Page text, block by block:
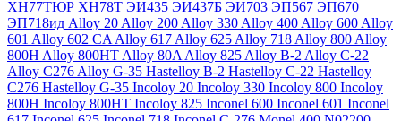
ХН77ТЮР ХН78Т ЭИ435 ЭИ437Б ЭИ703 ЭП567 ЭП670
ЭП718ид Alloy 20 Alloy 200 Alloy 330 Alloy 400 Alloy 600 Alloy
601 Alloy 602 CA Alloy 617 Alloy 625 Alloy 718 Alloy 800 Alloy
800H Alloy 800HT Alloy 80A Alloy 825 Alloy B-2 Alloy C-22
Alloy C276 Alloy G-35 Hastelloy B-2 Hastelloy C-22 Hastelloy
C276 Hastelloy G-35 Incoloy 20 Incoloy 330 Incoloy 800 Incoloy
800H Incoloy 800HT Incoloy 825 Inconel 600 Inconel 601 Inconel